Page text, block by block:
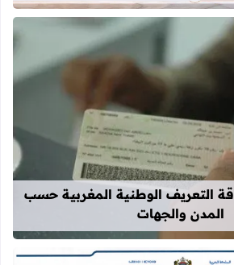
قراءة المزيد عن أحرف و أرقام
التعريف الوطنية المغربية حسب
المدن والجهات